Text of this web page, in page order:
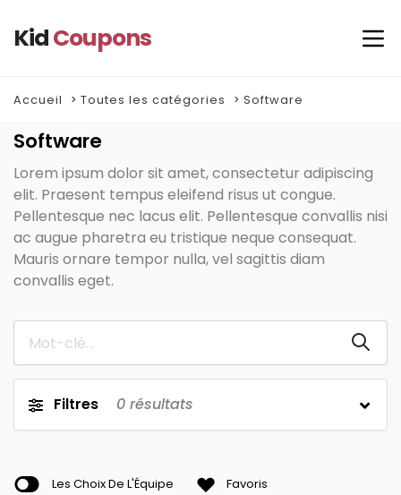
KidCoupons
Accueil Toutes les catégories Software
Software
Lorem ipsum dolor sit amet, consectetur adipiscing
elit. Praesent tempus eleifend risus ut congue.
Pellentesque nec lacus elit. Pellentesque convallis nisi
ac augue pharetra eu tristique neque consequat.
Mauris ornare tempor nulla, vel sagittis diam
convallis eget.
Filtres 0 résultats
Les Choix De L'Équipe Favoris